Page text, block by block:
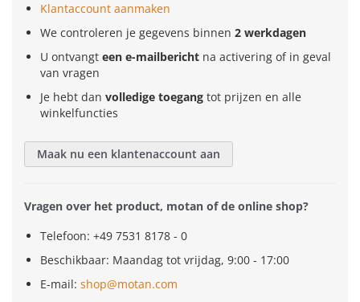
Klantaccount aanmaken
We controleren je gegevens binnen 2 werkdagen
U ontvangt een e-mailbericht na activering of in geval
van vragen
Je hebt dan volledige toegang tot prijzen en alle
winkelfuncties
Maak nu een klantenaccount aan
Vragen over het product, motan of de online shop?
Telefoon: +49 7531 8178 - 0
Beschikbaar: Maandag tot vrijdag, 9:00 - 17:00
E-mail: shop@motan.com